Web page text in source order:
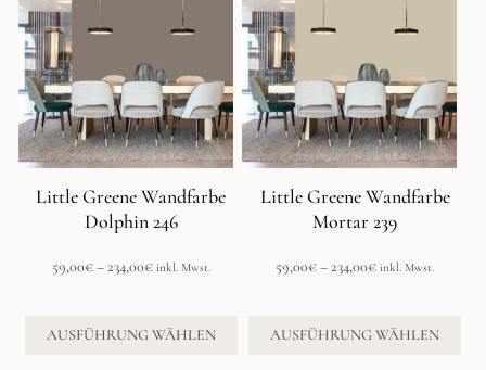
Little Greene Wandfarbe
Dolphin 246
59,00€–234,00€Preisspanne:
234,00€
inkl. Mwst.
AUSFÜHRUNG WÄHLEN
mehrere
auf.
Optionen
können
auf
der
Produktseite
gewählt
werden
Little Greene Wandfarbe
Mortar 239
59,00€–234,00€Preisspanne:
234,00€
inkl. Mwst.
AUSFÜHRUNG WÄHLEN
mehrere
auf.
Optionen
können
auf
der
gewählt
werden